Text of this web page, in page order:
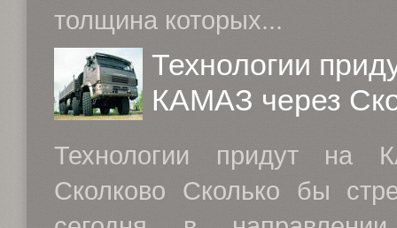
толщина которых...
Технологии
КАМАЗ через
Технологии придут на
Сколково Сколько бы